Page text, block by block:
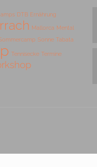
DTB Ernährung
Mallorca Mental
Sonne Tabata
Tennisecke Termine